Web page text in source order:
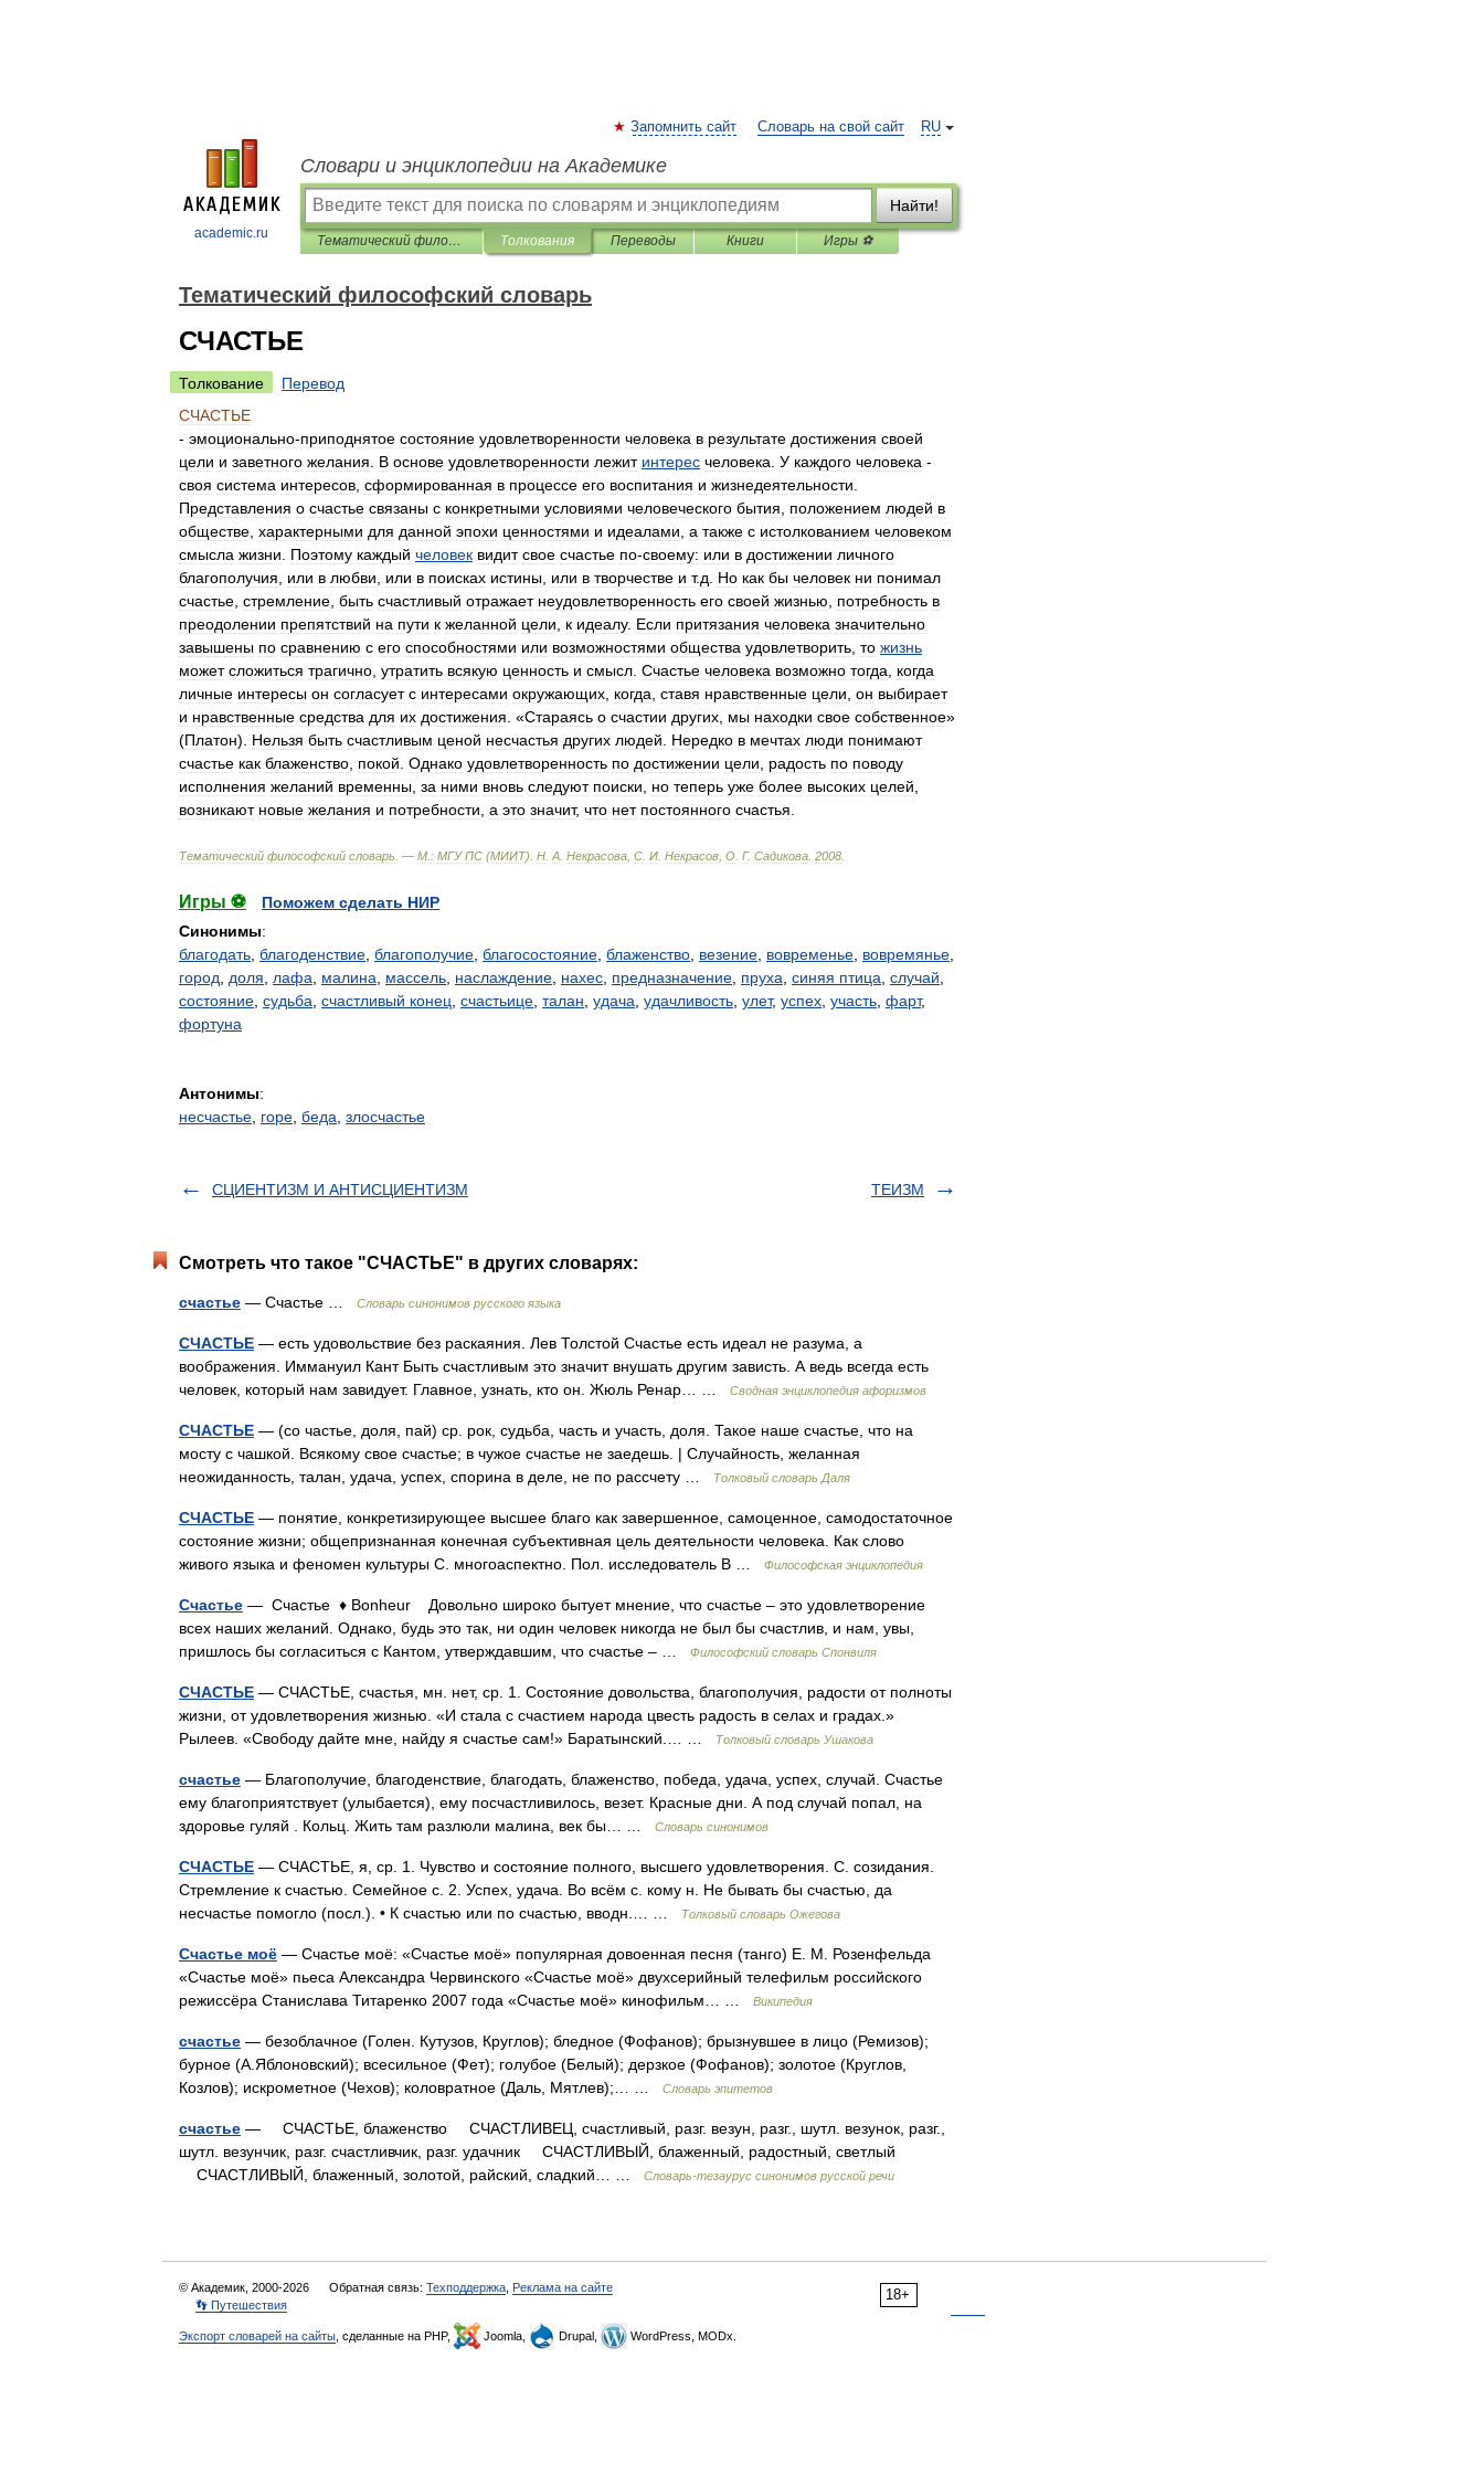
academic.ru
RU
Запомнить сайт Словарь на свой сайт
Словари и энциклопедии на Академике
Найти!
Тематический философский словарь Толкования Переводы Книги Игры ⚽
Тематический философский словарь
СЧАСТЬЕ
Толкование
Перевод
СЧАСТЬЕ
- эмоционально-приподнятое состояние удовлетворенности человека в результате достижения своей
цели и заветного желания В основе удовлетворенности лежит интерес человека У каждого человека -
своя система интересов сформированная в процессе его воспитания и жизнедеятельности
Представления о счастье связаны с конкретными условиями человеческого бытия положением людей в
обществе характерными для данной эпохи ценностями и идеалами а также с истолкованием человеком
смысла жизни Поэтому каждый человек видит свое счастье по-своему: или в достижении личного
благополучия
или в любви или в поисках истины или в творчестве и т.д Но как бы человек ни понимал
счастье стремление быть счастливый отражает неудовлетворенность его своей жизнью потребность в
преодолении препятствий на пути к желанной цели к идеалу. Если притязания человека значительно
завышены по сравнению с его способностями или возможностями общества удовлетворить то жизнь
может сложиться трагично утратить всякую ценность и смысл Счастье человека возможно тогда
когда
личные интересы он согласует с интересами окружающих когда ставя нравственные цели он выбирает
и нравственные средства для их достижения . «Стараясь о счастии других мы находки свое собственное»
(Платон). Нельзя быть счастливым ценой несчастья других людей Нередко в мечтах люди понимают
счастье как блаженство покой Однако удовлетворенность по достижении цели радость по поводу
исполнения желаний временны за ними вновь следуют поиски но теперь уже более высоких целей
возникают новые желания и потребности а это значит, что нет постоянного счастья
Тематический философский словарь . — М : МГУ ПС (МИИТ) Н А Некрасова С И Некрасов О Г. Садикова 2008
Игры ⚽
Поможем сделать НИР
Синонимы:
благодать благоденствие благополучие благосостояние блаженство везение вовременье вовремянье
город
доля лафа малина массель наслаждение нахес предназначение пруха синяя птица случай
состояние судьба счастливый конец счастьице талан удача удачливость улет, успех участь фарт,
фортуна
Антонимы:
несчастье горе беда злосчастье
СЦИЕНТИЗМ И АНТИСЦИЕНТИЗМ ТЕИЗМ
Смотреть что такое "СЧАСТЬЕ" в других словарях:
счастье — Счастье … Словарь синонимов русского языка
СЧАСТЬЕ — есть удовольствие без раскаяния. Лев Толстой Счастье есть идеал не разума, а
воображения. Иммануил Кант Быть счастливым это значит внушать другим зависть. А ведь всегда есть
человек, который нам завидует. Главное, узнать, кто он. Жюль Ренар… …
Сводная энциклопедия афоризмов
СЧАСТЬЕ — (со частье, доля, пай) ср. рок, судьба, часть и участь, доля. Такое наше счастье, что на
мосту с чашкой. Всякому свое счастье; в чужое счастье не заедешь. | Случайность, желанная
неожиданность, талан, удача, успех, спорина в деле, не по рассчету …
Толковый словарь Даля
СЧАСТЬЕ — понятие, конкретизирующее высшее благо как завершенное, самоценное, самодостаточное
состояние жизни; общепризнанная конечная субъективная цель деятельности человека. Как слово
живого языка и феномен культуры С. многоаспектно. Пол. исследователь В …
Философская энциклопедия
Счастье — Счастье ♦ Bonheur Довольно широко бытует мнение, что счастье – это удовлетворение
всех наших желаний. Однако, будь это так, ни один человек никогда не был бы счастлив, и нам, увы,
пришлось бы согласиться с Кантом, утверждавшим, что счастье – …
Философский словарь Спонвиля
СЧАСТЬЕ — СЧАСТЬЕ, счастья, мн. нет, ср. 1. Состояние довольства, благополучия, радости от полноты
жизни, от удовлетворения жизнью. «И стала с счастием народа цвесть радость в селах и градах.»
Рылеев. «Свободу дайте мне, найду я счастье сам!» Баратынский.… …
Толковый словарь Ушакова
счастье — Благополучие, благоденствие, благодать, блаженство, победа, удача, успех, случай. Счастье
ему благоприятствует (улыбается), ему посчастливилось, везет. Красные дни. А под случай попал, на
здоровье гуляй . Кольц. Жить там разлюли малина, век бы… …
Словарь синонимов
СЧАСТЬЕ — СЧАСТЬЕ, я, ср. 1. Чувство и состояние полного, высшего удовлетворения. С. созидания.
Стремление к счастью. Семейное с. 2. Успех, удача. Во всём с. кому н. Не бывать бы счастью, да
несчастье помогло (посл.). • К счастью или по счастью, вводн.… …
Толковый словарь Ожегова
Счастье моё — Счастье моё: «Счастье моё» популярная довоенная песня (танго) Е. М. Розенфельда
«Счастье моё» пьеса Александра Червинского «Счастье моё» двухсерийный телефильм российского
режиссёра Станислава Титаренко 2007 года «Счастье моё» кинофильм… …
Википедия
счастье — безоблачное (Голен. Кутузов, Круглов); бледное (Фофанов); брызнувшее в лицо (Ремизов);
бурное (А.Яблоновский); всесильное (Фет); голубое (Белый); дерзкое (Фофанов); золотое (Круглов,
Козлов); искрометное (Чехов); коловратное (Даль, Мятлев);… …
Словарь эпитетов
счастье — СЧАСТЬЕ, блаженство СЧАСТЛИВЕЦ, счастливый, разг. везун, разг., шутл. везунок, разг.,
шутл. везунчик, разг. счастливчик, разг. удачник СЧАСТЛИВЫЙ, блаженный, радостный, светлый
СЧАСТЛИВЫЙ, блаженный, золотой, райский, сладкий… …
Словарь-тезаурус синонимов русской речи
18+
© Академик, 2000-2026 Обратная связь: Техподдержка Реклама на сайте
👣 Путешествия
Экспорт словарей на сайты , сделанные на PHP, Joomla, Drupal, WordPress, MODx.